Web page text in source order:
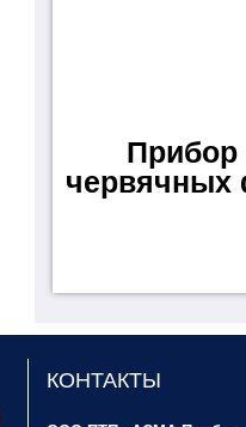
Прибор
червячных
КОНТАКТЫ